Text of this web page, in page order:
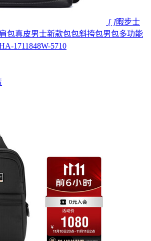
[ ]暇步士
肩包真皮男士新款包包斜挎包男包多功能
1711848W-5710